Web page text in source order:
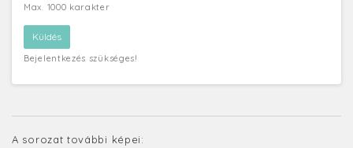
Max. 1000 karakter
Bejelentkezés szükséges!
A sorozat további képei: